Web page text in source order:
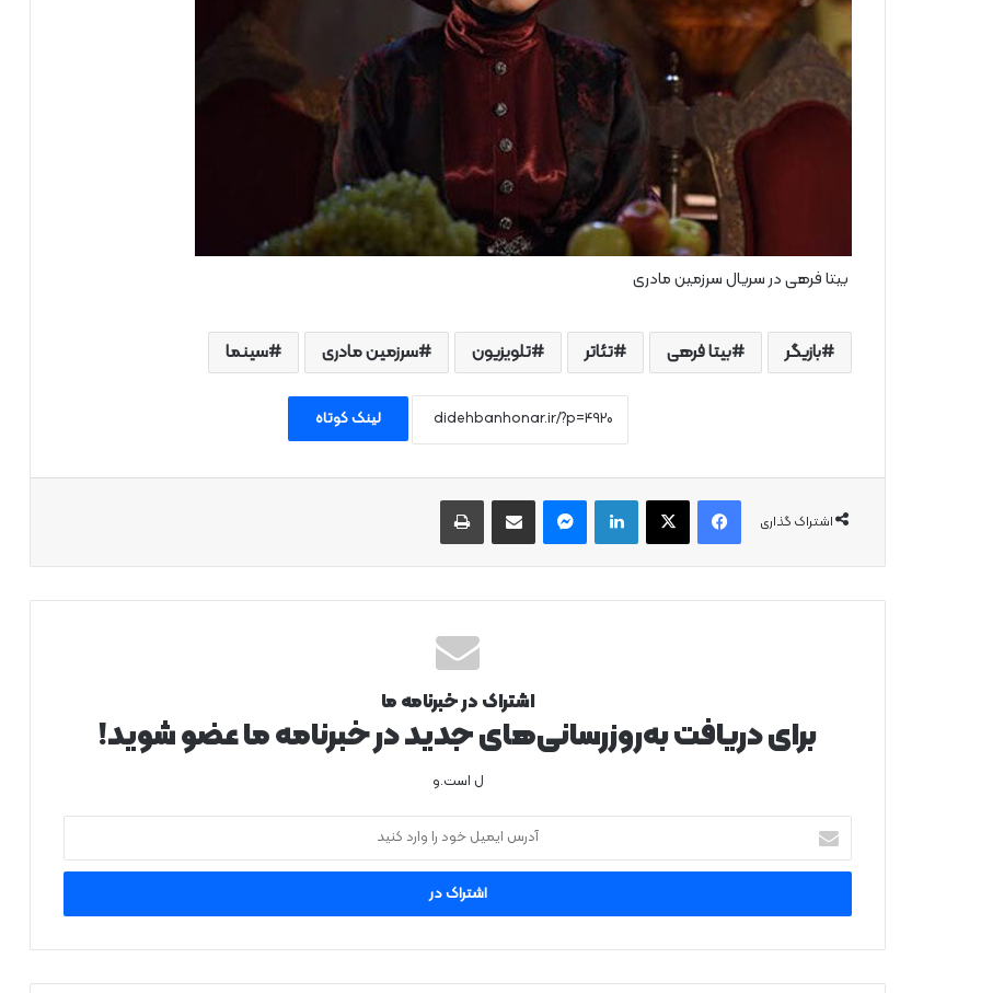
بیتا فرهی در سریال سرزمین مادری
بازیگر بیتا فرهی تئاتر تلویزیون سرزمین مادری سینما
لینک کوتاه
اشتراک گذاری
فیس بوک X لینکدین پیام رسان از طریق ایمیل به اشتراک بگذارید چاپ
اشتراک در خبرنامه ما
برای دریافت به‌روزرسانی‌های جدید در خبرنامه ما عضو شوید!
ل است.و
ایمیل
خود
وارد